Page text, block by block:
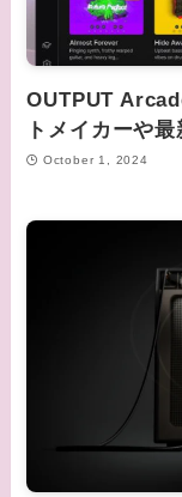
OUTPUT
トメイカーや
October 1, 2024